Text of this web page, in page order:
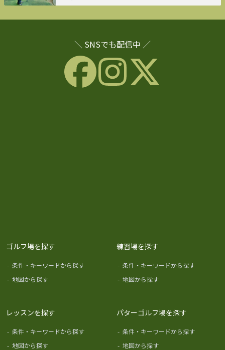
＼ SNSでも配信中 ／
ゴルフ場を探す
- 条件・キーワードから探す
- 地図から探す
練習場を探す
- 条件・キーワードから探す
- 地図から探す
レッスンを探す
- 条件・キーワードから探す
- 地図から探す
パターゴルフ場を探す
- 条件・キーワードから探す
- 地図から探す